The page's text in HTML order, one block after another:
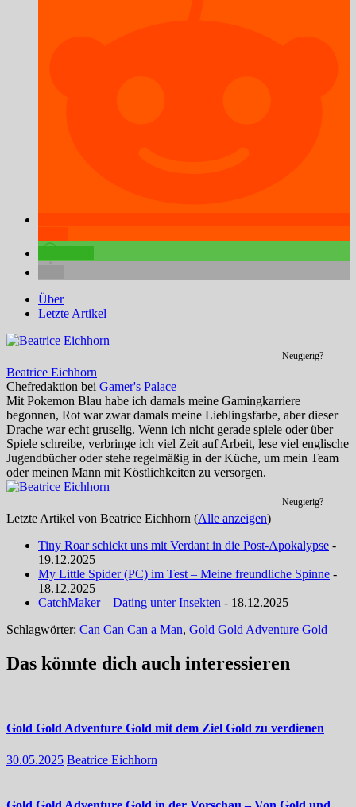
Über
Letzte Artikel
Neugierig?
Beatrice Eichhorn
Chefredaktion bei Gamer's Palace
Mit Pokemon Blau habe ich damals meine Gamingkarriere
begonnen, Rot war zwar damals meine Lieblingsfarbe, aber dieser
Drache war echt gruselig. Wenn ich nicht gerade spiele oder über
Spiele schreibe, verbringe ich viel Zeit auf Arbeit, lese viel englische
Jugendbücher oder stehe regelmäßig in der Küche, um mein Team
oder meinen Mann mit Köstlichkeiten zu versorgen.
Neugierig?
Letzte Artikel von Beatrice Eichhorn (Alle anzeigen)
Tiny Roar schickt uns mit Verdant in die Post-Apokalypse -
19.12.2025
My Little Spider (PC) im Test – Meine freundliche Spinne -
18.12.2025
CatchMaker – Dating unter Insekten - 18.12.2025
Schlagwörter: Can Can Can a Man, Gold Gold Adventure Gold
Das könnte dich auch interessieren
Gold Gold Adventure Gold mit dem Ziel Gold zu verdienen
30.05.2025 Beatrice Eichhorn